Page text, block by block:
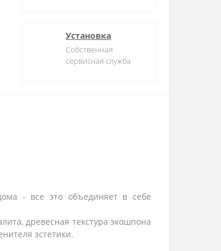
Установка
Собственная
сервисная служба
- все это объединяет в себе
древесная текстура экошпона
эстетики.